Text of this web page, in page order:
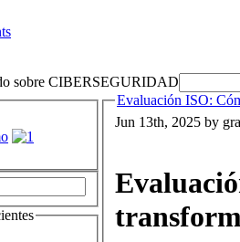
sobre CIBERSEGURIDAD
Evaluación ISO:
Jun 13th, 2025 by